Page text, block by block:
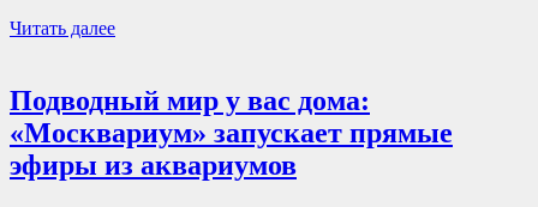
Читать далее
Подводный мир у вас дома:
«Москвариум» запускает прямые
эфиры из аквариумов